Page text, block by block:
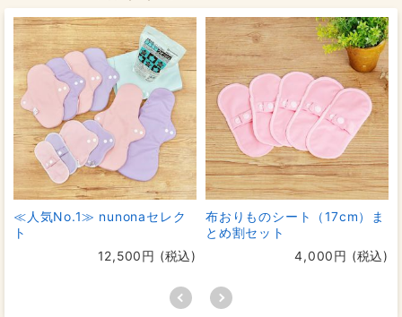
≪人気No.1≫ nunonaセレク
ト
12,500円 (税込)
布おりものシート（17cm）ま
とめ割セット
4,000円 (税込)